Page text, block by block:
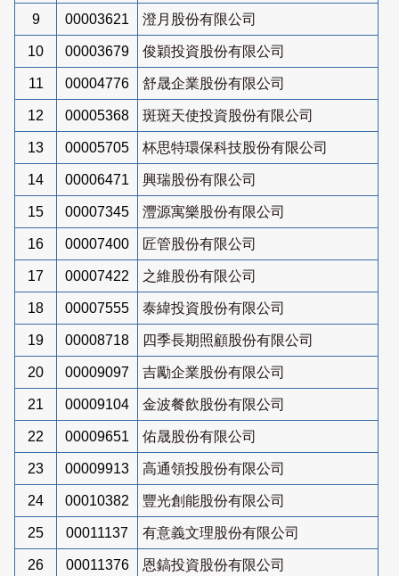
9 00003621 澄月股份有限公司
10 00003679 俊穎投資股份有限公司
11 00004776 舒晟企業股份有限公司
12 00005368 斑斑天使投資股份有限公司
13 00005705 杯思特環保科技股份有限公司
14 00006471 興瑞股份有限公司
15 00007345 灃源寓樂股份有限公司
16 00007400 匠管股份有限公司
17 00007422 之維股份有限公司
18 00007555 泰緯投資股份有限公司
19 00008718 四季長期照顧股份有限公司
20 00009097 吉勵企業股份有限公司
21 00009104 金波餐飲股份有限公司
22 00009651 佑晟股份有限公司
23 00009913 高通領投股份有限公司
24 00010382 豐光創能股份有限公司
25 00011137 有意義文理股份有限公司
26 00011376 恩鎬投資股份有限公司